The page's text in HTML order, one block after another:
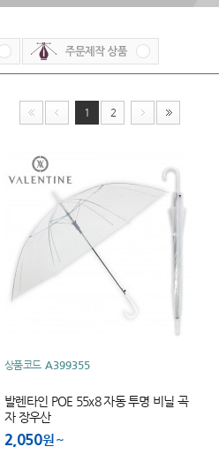
1 2
상품코드 A399355
발렌타인 POE 55x8 자동 투명 비닐 곡
자 장우산
2,050원